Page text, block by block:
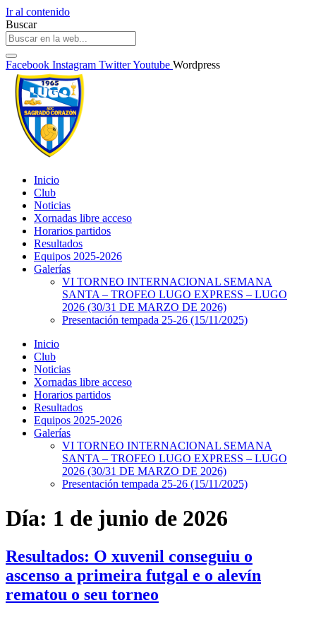
Ir al contenido
Buscar
Facebook Instagram TwitterYoutube Wordpress
Inicio
Club
Noticias
Xornadas libre acceso
Horarios partidos
Resultados
Equipos 2025-2026
Galerías
VI TORNEO INTERNACIONAL SEMANA
SANTA – TROFEO LUGO EXPRESS – LUGO
2026 (30/31 DE MARZO DE 2026)
Presentación tempada 25-26 (15/11/2025)
Inicio
Club
Noticias
Xornadas libre acceso
Horarios partidos
Resultados
Equipos 2025-2026
Galerías
VI TORNEO INTERNACIONAL SEMANA
SANTA – TROFEO LUGO EXPRESS – LUGO
2026 (30/31 DE MARZO DE 2026)
Presentación tempada 25-26 (15/11/2025)
Día: 1 de junio de 2026
Resultados: O xuvenil conseguiu o
ascenso a primeira futgal e o alevín
rematou o seu torneo